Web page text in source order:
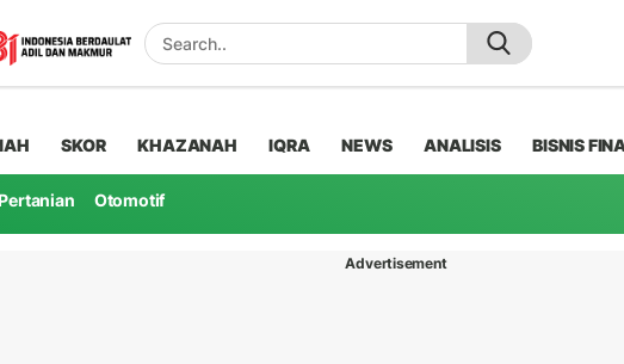
SKOR KHAZANAH IQRA NEWS ANALISIS BISNIS
Pertanian Otomotif
Advertisement